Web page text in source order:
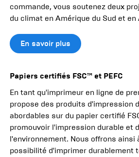
commande, vous soutenez deux
du climat en Amérique du Sud et en
En savoir plus
Papiers certifiés FSC™ et PEFC
En tant qu'imprimeur en ligne de
propose des produits d'impression
abordables sur du papier certifié
promouvoir l'impression durable et
l'environnement. Nous offrons ainsi
possibilité d'imprimer durablement